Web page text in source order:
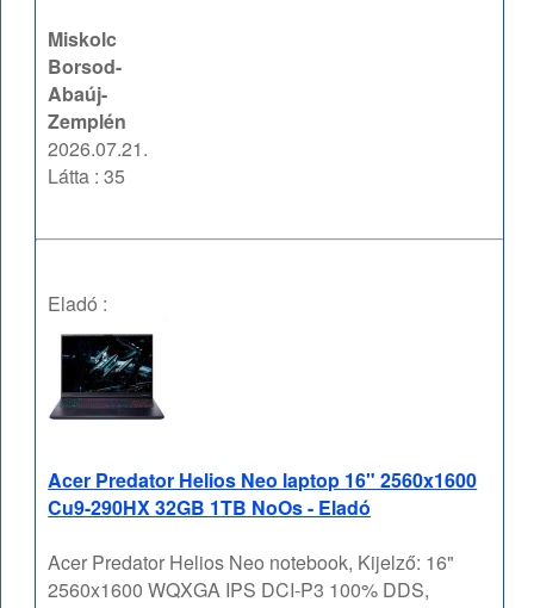
Miskolc
Borsod-
Abaúj-
Zemplén
2026.07.21.
Látta : 35
Eladó :
Acer Predator Helios Neo laptop 16" 2560x1600
Cu9-290HX 32GB 1TB NoOs - Eladó
Acer Predator Helios Neo notebook, Kijelző: 16"
2560x1600 WQXGA IPS DCI-P3 100% DDS,